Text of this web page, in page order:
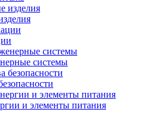
системы
и элементы питания